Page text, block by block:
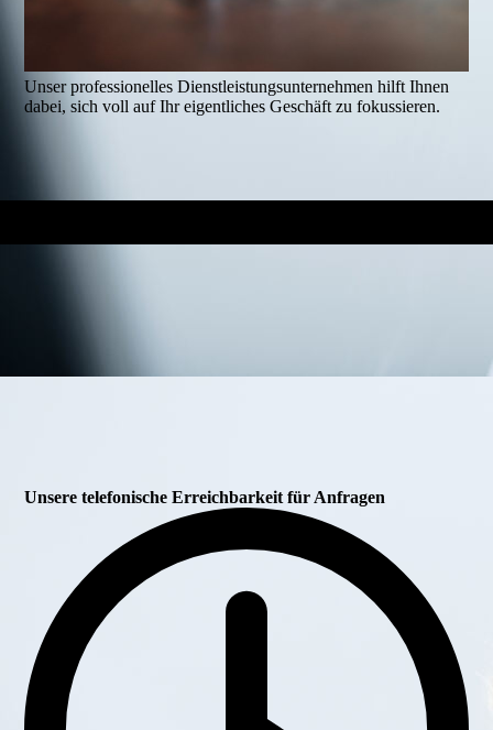
Unser professionelles Dienstleistungsunternehmen hilft Ihnen
dabei, sich voll auf Ihr eigentliches Geschäft zu fokussieren.
Unsere telefonische Erreichbarkeit für Anfragen